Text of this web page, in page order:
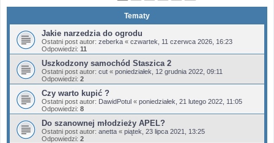
Tematy
Jakie narzedzia do ogrodu
Ostatni post autor: zeberka « czwartek, 11 czerwca 2026, 16:23
Odpowiedzi: 11
Uszkodzony samochód Staszica 2
Ostatni post autor: cut « poniedziałek, 12 grudnia 2022, 09:11
Odpowiedzi: 2
Czy warto kupić ?
Ostatni post autor: DawidPotul « poniedziałek, 21 lutego 2022, 11:05
Odpowiedzi: 8
Do szanownej młodzieży APEL?
Ostatni post autor: anetta « piątek, 23 lipca 2021, 13:25
Odpowiedzi: 2